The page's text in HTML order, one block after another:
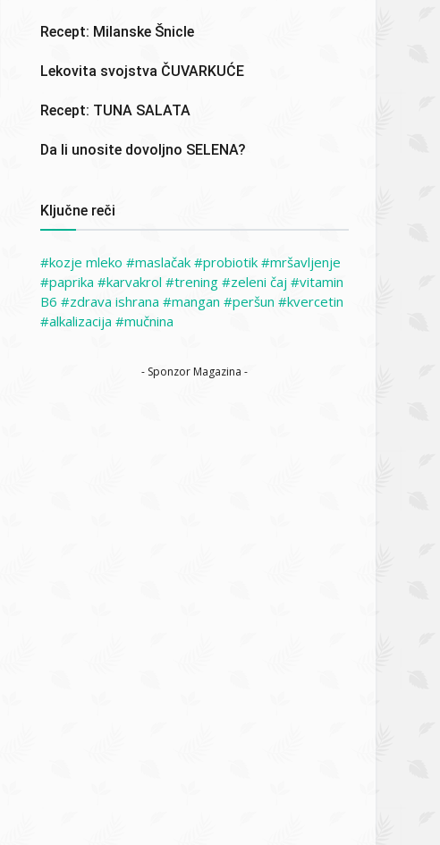
Recept: Milanske Šnicle
Lekovita svojstva ČUVARKUĆE
Recept: TUNA SALATA
Da li unosite dovoljno SELENA?
Ključne reči
kozje mleko maslačak probiotik
mršavljenje
paprika
karvakrol trening zeleni čaj
vitamin
B6
zdrava ishrana mangan peršun
kvercetin
alkalizacija
mučnina
- Sponzor Magazina -